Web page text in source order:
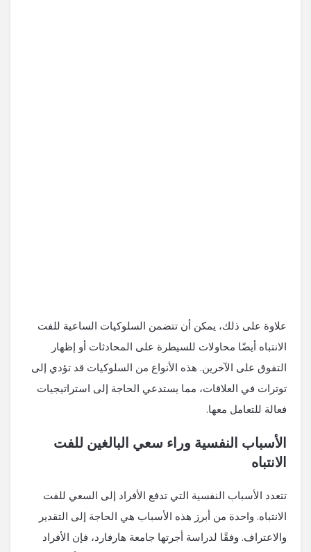
علاوة على ذلك، يمكن أن تتضمن السلوكيات الساعية للفت
الانتباه أيضًا محاولات للسيطرة على المحادثات أو إظهار
التفوق على الآخرين. هذه الأنواع من السلوكيات قد تؤدي إلى
توترات في العلاقات، مما يستدعي الحاجة إلى استراتيجيات
فعالة للتعامل معها.
الأسباب النفسية وراء سعي البالغين للفت
الانتباه
تتعدد الأسباب النفسية التي تدفع الأفراد إلى السعي للفت
الانتباه. واحدة من أبرز هذه الأسباب هي الحاجة إلى التقدير
والاعتراف. وفقًا لدراسة أجرتها جامعة هارفارد، فإن الأفراد